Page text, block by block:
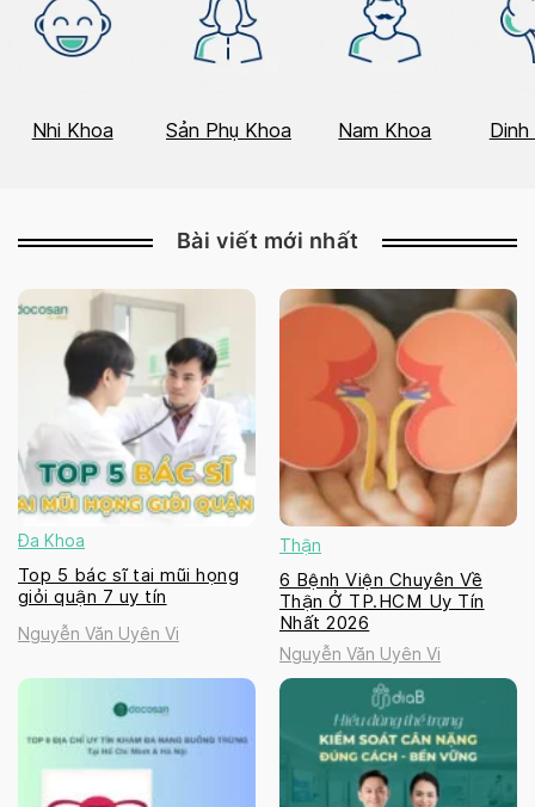
Nhi Khoa Sản Phụ Khoa Nam Khoa Dinh
Bài viết mới nhất
Đa Khoa
Top 5 bác sĩ tai mũi họng
giỏi quận 7 uy tín
Nguyễn Văn Uyên Vi
Thận
6 Bệnh Viện Chuyên Về
Thận Ở TP.HCM Uy Tín
Nhất 2026
Nguyễn Văn Uyên Vi